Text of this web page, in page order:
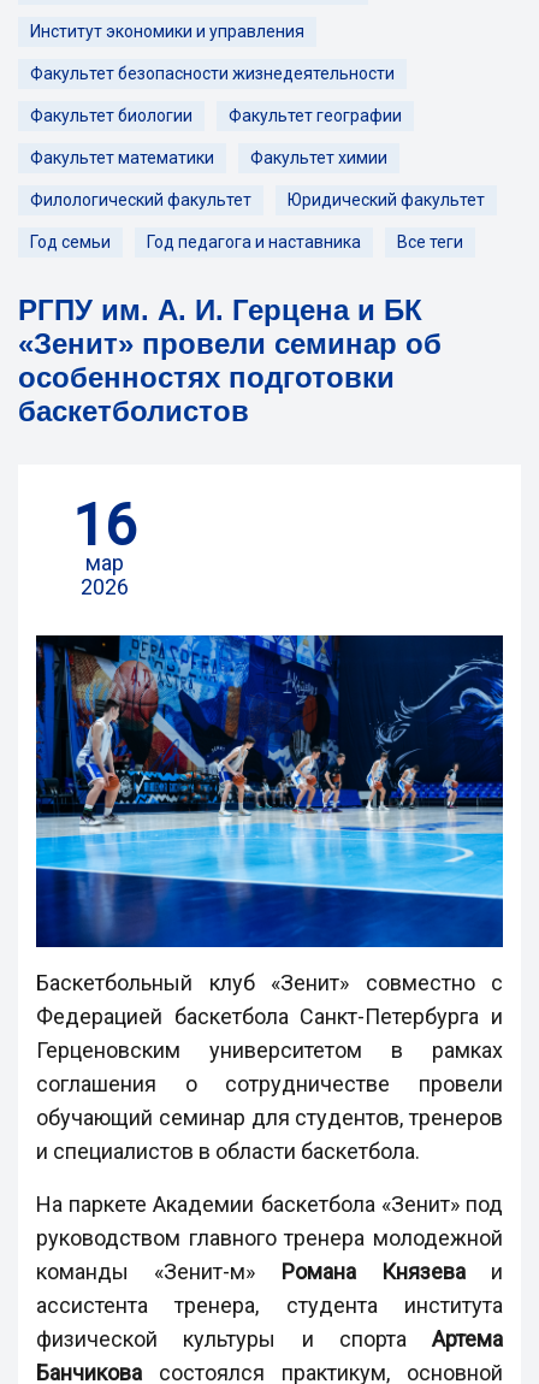
Институт экономики и управления
Факультет безопасности жизнедеятельности
Факультет биологии Факультет географии
Факультет математики Факультет химии
Филологический факультет Юридический факультет
Год семьи Год педагога и наставника Все теги
РГПУ им. А. И. Герцена и БК
«Зенит» провели семинар об
особенностях подготовки
баскетболистов
16
мар
2026
Баскетбольный клуб «Зенит» совместно с
Федерацией баскетбола Санкт-Петербурга и
Герценовским университетом в рамках
соглашения о сотрудничестве провели
обучающий семинар для студентов, тренеров
и специалистов в области баскетбола.
На паркете Академии баскетбола «Зенит» под
руководством главного тренера молодежной
команды «Зенит-м» Романа Князеваи
ассистента тренера, студента института
физической культуры и спорта Артема
Банчикова состоялся практикум, основной